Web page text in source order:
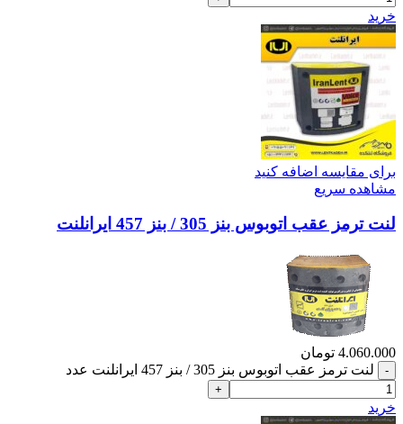
خرید
برای مقایسه اضافه کنید
مشاهده سریع
لنت ترمز عقب اتوبوس بنز 305 / بنز 457 ایرانلنت
4.060.000 تومان
لنت ترمز عقب اتوبوس بنز 305 / بنز 457 ایرانلنت عدد
خرید